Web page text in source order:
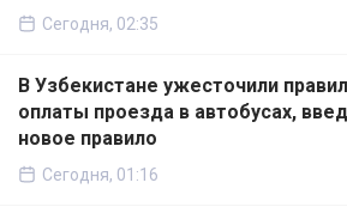
Сегодня, 02:35
В Узбекистане ужесточили
оплаты проезда в автобусах,
новое правило
Сегодня, 01:16